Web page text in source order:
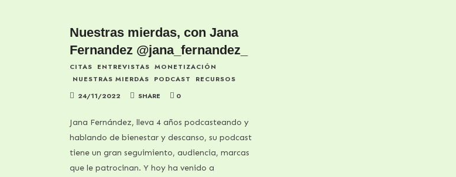
Nuestras mierdas, con Jana
Fernandez @jana_fernandez_
CITAS ENTREVISTAS MONETIZACIÓN
NUESTRAS MIERDAS
PODCAST
RECURSOS
24/11/2022
SHARE 0
Jana Fernández, lleva 4 años podcasteando y
hablando de bienestar y descanso, su podcast
tiene un gran seguimiento, audiencia, marcas
que le patrocinan. Y hoy ha venido a